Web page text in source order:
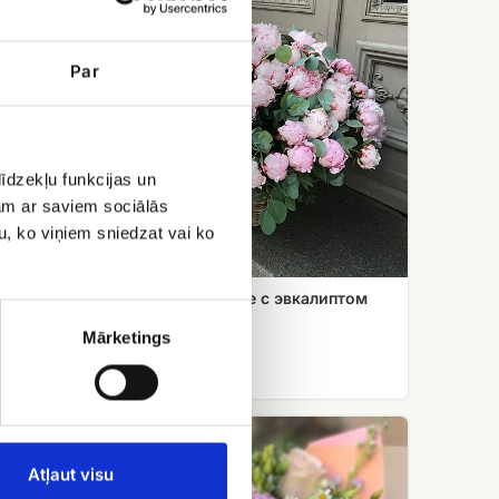
Par
funkcijas un
ar saviem sociālās
ko viņiem sniedzat vai ko
Mārketings
Atļaut visu
корзине
эвкалиптом
101 пион в корзине с эвкалиптом
EUR 549.99
Букет
весенних
и